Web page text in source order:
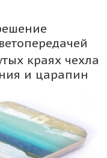
краях чехла
и царапин